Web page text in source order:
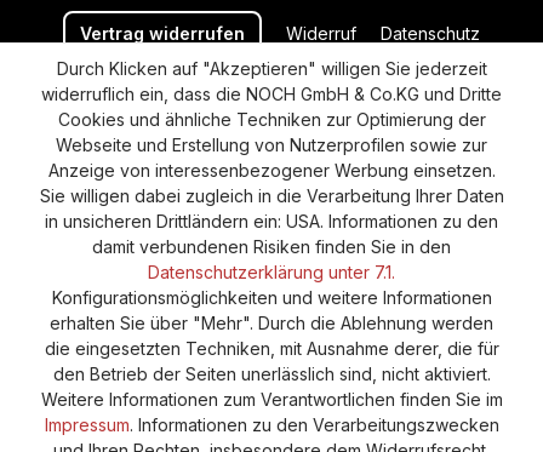
Vertrag widerrufen Widerruf Datenschutz
Versand und Zahlung AGB
Impressum
Cookie-Einstellungen
Barrierefreiheitserklärung
Durch Klicken auf "Akzeptieren" willigen Sie jederzeit
widerruflich ein, dass die NOCH GmbH & Co.KG und Dritte
Cookies und ähnliche Techniken zur Optimierung der
Webseite und Erstellung von Nutzerprofilen sowie zur
Anzeige von interessenbezogener Werbung einsetzen.
Sie willigen dabei zugleich in die Verarbeitung Ihrer Daten
in unsicheren Drittländern ein: USA. Informationen zu den
damit verbundenen Risiken finden Sie in den
Datenschutzerklärung unter 7.1.
Konfigurationsmöglichkeiten und weitere Informationen
erhalten Sie über "Mehr". Durch die Ablehnung werden
die eingesetzten Techniken, mit Ausnahme derer, die für
den Betrieb der Seiten unerlässlich sind, nicht aktiviert.
Weitere Informationen zum Verantwortlichen finden Sie im
Impressum. Informationen zu den Verarbeitungszwecken